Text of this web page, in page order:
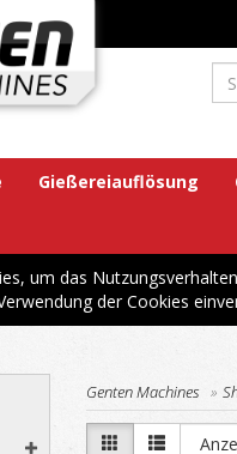
Gießereiauflösung
um das
der Cookies
Genten Machines